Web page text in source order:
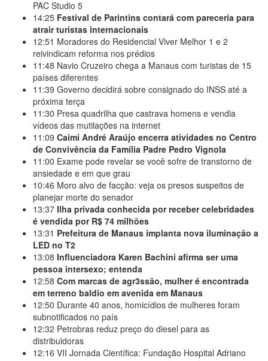
PAC Studio 5
14:25 Festival de Parintins contará com pareceria para
atrair turistas internacionais
12:51 Moradores do Residencial Viver Melhor 1 e 2
reivindicam reforma nos prédios
11:48 Navio Cruzeiro chega a Manaus com turistas de 15
países diferentes
11:39 Governo decidirá sobre consignado do INSS até a
próxima terça
11:30 Presa quadrilha que castrava homens e vendia
vídeos das mutilações na internet
11:09 Caimi André Araújo encerra atividades no Centro
de Convivência da Família Padre Pedro Vignola
11:00 Exame pode revelar se você sofre de transtorno de
ansiedade e em que grau
10:46 Moro alvo de facção: veja os presos suspeitos de
planejar morte do senador
13:37 Ilha privada conhecida por receber celebridades
é vendida por R$ 74 milhões
13:31 Prefeitura de Manaus implanta nova iluminação a
LED no T2
13:08 Influenciadora Karen Bachini afirma ser uma
pessoa intersexo; entenda
12:58 Com marcas de agr3ssão, mulher é encontrada
em terreno baldio em avenida em Manaus
12:50 Durante 40 anos, homicídios de mulheres foram
subnotificados no país
12:32 Petrobras reduz preço do diesel para as
distribuidoras
12:16 VII Jornada Científica: Fundação Hospital Adriano